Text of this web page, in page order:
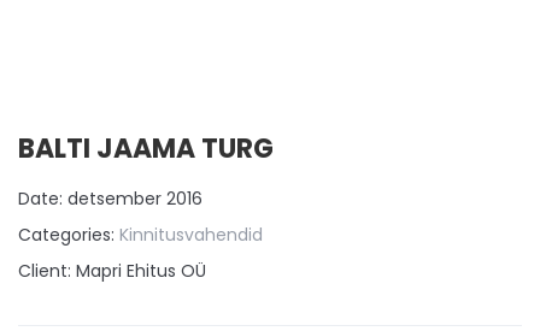
BALTI JAAMA TURG
Date: detsember 2016
Categories: Kinnitusvahendid
Client: Mapri Ehitus OÜ